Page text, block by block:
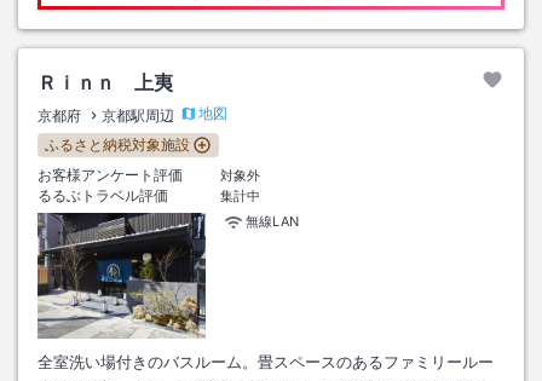
Ｒｉｎｎ 上夷
京都府 京都駅周辺
地図
ふるさと納税対象施設
お客様アンケート評価
対象外
るるぶトラベル評価
集計中
無線LAN
全室洗い場付きのバスルーム。畳スペースのあるファミリールー